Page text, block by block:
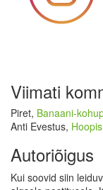
Viimati
Piret, Banaani-
Anti Evestus,
Autoriõigus
Kui soovid siin